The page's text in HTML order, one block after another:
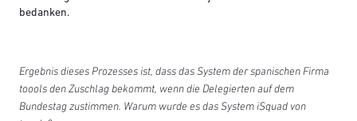
bedanken.
Ergebnis dieses Prozesses ist, dass das System der spanischen Firma
toools den Zuschlag bekommt, wenn die Delegierten auf dem
Bundestag zustimmen. Warum wurde es das System iSquad von